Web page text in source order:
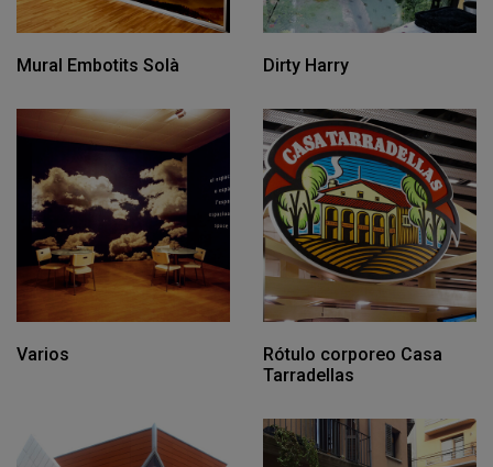
Mural Embotits Solà Dirty Harry
Varios
Rótulo corporeo Casa
Tarradellas